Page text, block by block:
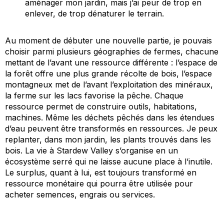
aménager mon jardin, mais j’ai peur de trop en
enlever, de trop dénaturer le terrain.
Au moment de débuter une nouvelle partie, je pouvais
choisir parmi plusieurs géographies de fermes, chacune
mettant de l’avant une ressource différente : l’espace de
la forêt offre une plus grande récolte de bois, l’espace
montagneux met de l’avant l’exploitation des minéraux,
la ferme sur les lacs favorise la pêche. Chaque
ressource permet de construire outils, habitations,
machines. Même les déchets pêchés dans les étendues
d’eau peuvent être transformés en ressources. Je peux
replanter, dans mon jardin, les plants trouvés dans les
bois. La vie à Stardew Valley s’organise en un
écosystème serré qui ne laisse aucune place à l’inutile.
Le surplus, quant à lui, est toujours transformé en
ressource monétaire qui pourra être utilisée pour
acheter semences, engrais ou services.